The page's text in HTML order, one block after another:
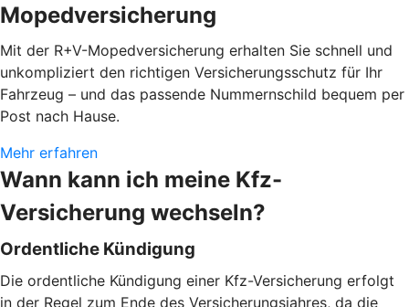
Mopedversicherung
Mit der R+V-Mopedversicherung erhalten Sie schnell und
unkompliziert den richtigen Versicherungsschutz für Ihr
Fahrzeug – und das passende Nummernschild bequem per
Post nach Hause.
Mehr erfahren
Wann kann ich meine Kfz-
Versicherung wechseln?
Ordentliche Kündigung
Die ordentliche Kündigung einer Kfz-Versicherung erfolgt
in der Regel zum Ende des Versicherungsjahres, da die